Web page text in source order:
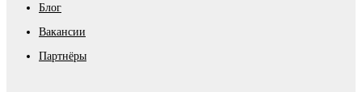
Блог
Вакансии
Партнёры